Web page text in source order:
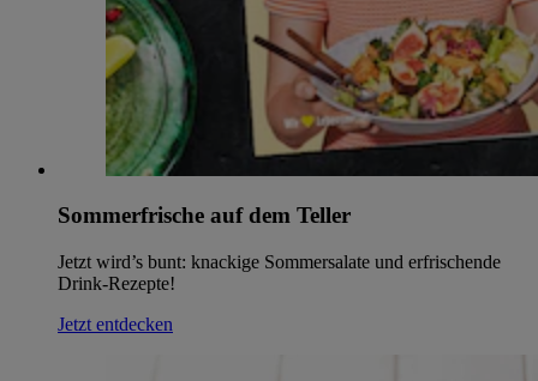
Sommerfrische auf dem Teller
Jetzt wird’s bunt: knackige Sommersalate und erfrischende
Drink-Rezepte!
Jetzt entdecken